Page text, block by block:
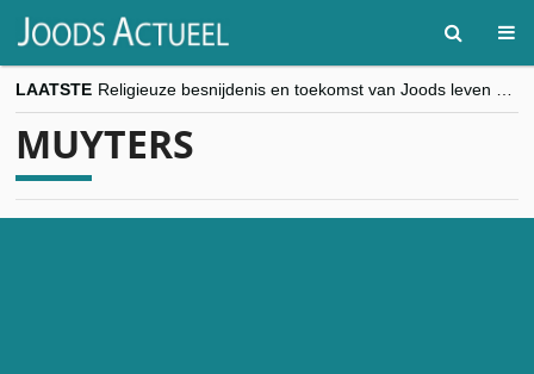
LAATSTE
“Besnijdenisdebat toont hoe moeilijk seculiere Westen minderheden begrijpt”, Jinnih Beels (Vooruit)
MUYTERS